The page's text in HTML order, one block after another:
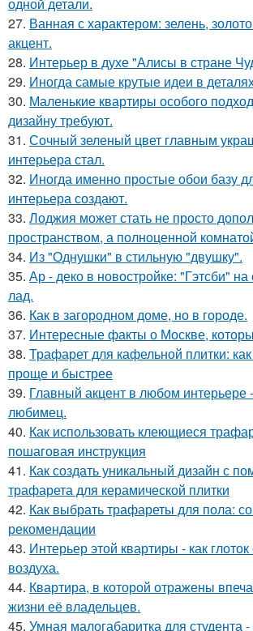
одной детали.
27. Ванная с характером: зелень,
акцент.
28. Интерьер в духе "Алисы в стране
29. Иногда самые крутые идеи в
30. Маленькие квартиры особого
дизайну требуют.
31. Сочный зеленый цвет главным
интерьера стал.
32. Иногда именно простые обои базу
интерьера создают.
33. Лоджия может стать не просто
пространством, а полноценной
34. Из "Однушки" в стильную "двушку".
35. Ар - деко в новостройке: "Гэтсби"
лад.
36. Как в загородном доме, но в городе.
37. Интересные факты о Москве,
38. Трафарет для кафельной плитки: как
проще и быстрее
39. Главный акцент в любом интерьере
любимец.
40. Как использовать клеющиеся
пошаговая инструкция
41. Как создать уникальный дизайн с
трафарета для керамической плитки
42. Как выбрать трафареты для пола:
рекомендации
43. Интерьер этой квартиры - как
воздуха.
44. Квартира, в которой отражены
жизни её владельцев.
45. Умная малогабаритка для студента